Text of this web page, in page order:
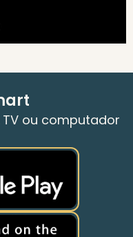
ou computador